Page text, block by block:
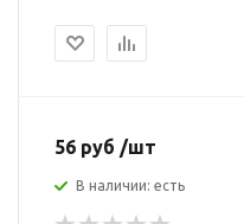
56 руб /шт
В наличии: есть